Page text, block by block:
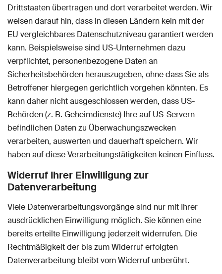
Drittstaaten übertragen und dort verarbeitet werden. Wir
weisen darauf hin, dass in diesen Ländern kein mit der
EU vergleichbares Datenschutzniveau garantiert werden
kann. Beispielsweise sind US-Unternehmen dazu
verpflichtet, personenbezogene Daten an
Sicherheitsbehörden herauszugeben, ohne dass Sie als
Betroffener hiergegen gerichtlich vorgehen könnten. Es
kann daher nicht ausgeschlossen werden, dass US-
Behörden (z. B. Geheimdienste) Ihre auf US-Servern
befindlichen Daten zu Überwachungszwecken
verarbeiten, auswerten und dauerhaft speichern. Wir
haben auf diese Verarbeitungstätigkeiten keinen Einfluss.
Widerruf Ihrer Einwilligung zur
Datenverarbeitung
Viele Datenverarbeitungsvorgänge sind nur mit Ihrer
ausdrücklichen Einwilligung möglich. Sie können eine
bereits erteilte Einwilligung jederzeit widerrufen. Die
Rechtmäßigkeit der bis zum Widerruf erfolgten
Datenverarbeitung bleibt vom Widerruf unberührt.